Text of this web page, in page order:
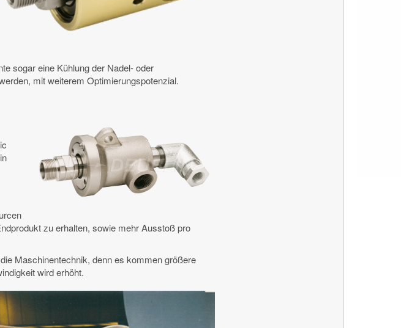
sogar eine Kühlung der Nadel- oder
mit weiterem Optimierungspotenzial.
zu erhalten, sowie mehr Ausstoß pro
Maschinentechnik, denn es kommen größere
wird erhöht.